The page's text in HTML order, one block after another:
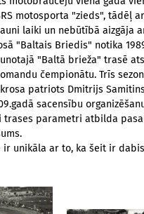
motosporta "zieds", tādēļ
laiki un nebūtībā aizgāja
"Baltais Briedis" notika
"Baltā brieža" trasē
čempionātu. Trīs
patriots Dmitrijs
sacensību
parametri atbilda
unikāla ar to, ka šeit ir